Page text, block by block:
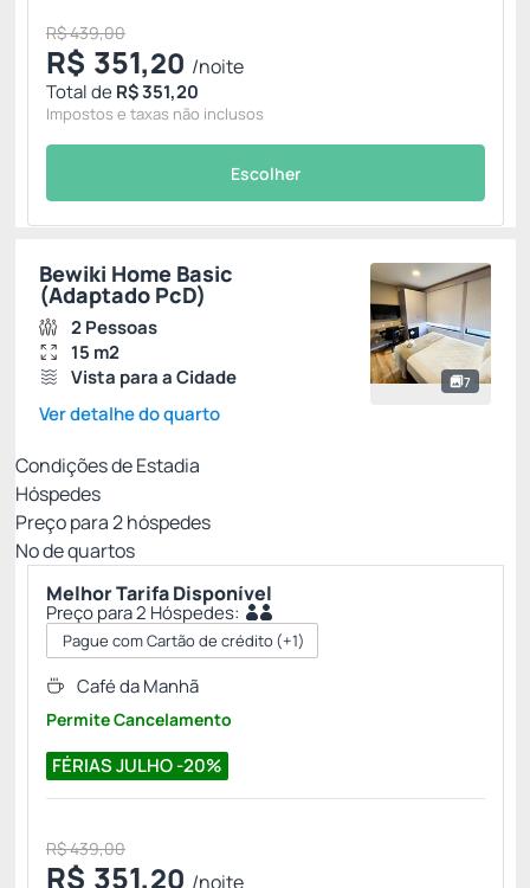
R$ 439,00
R$ 351,20 /noite
Total deR$ 351,20
Impostos e taxas não inclusos
Escolher
7
Bewiki Home Basic
(Adaptado PcD)
2 Pessoas
15 m2
Vista para a Cidade
Ver detalhe do quarto
Condições de Estadia
Hóspedes
Preço para2hóspedes
Nº de quartos
Melhor Tarifa Disponível
Preço para 2 Hóspedes:
Pague com Cartão de crédito(+1)
FÉRIAS JULHO -20%
Café da Manhã
Permite Cancelamento
R$ 439,00
R$ 351,20 /noite